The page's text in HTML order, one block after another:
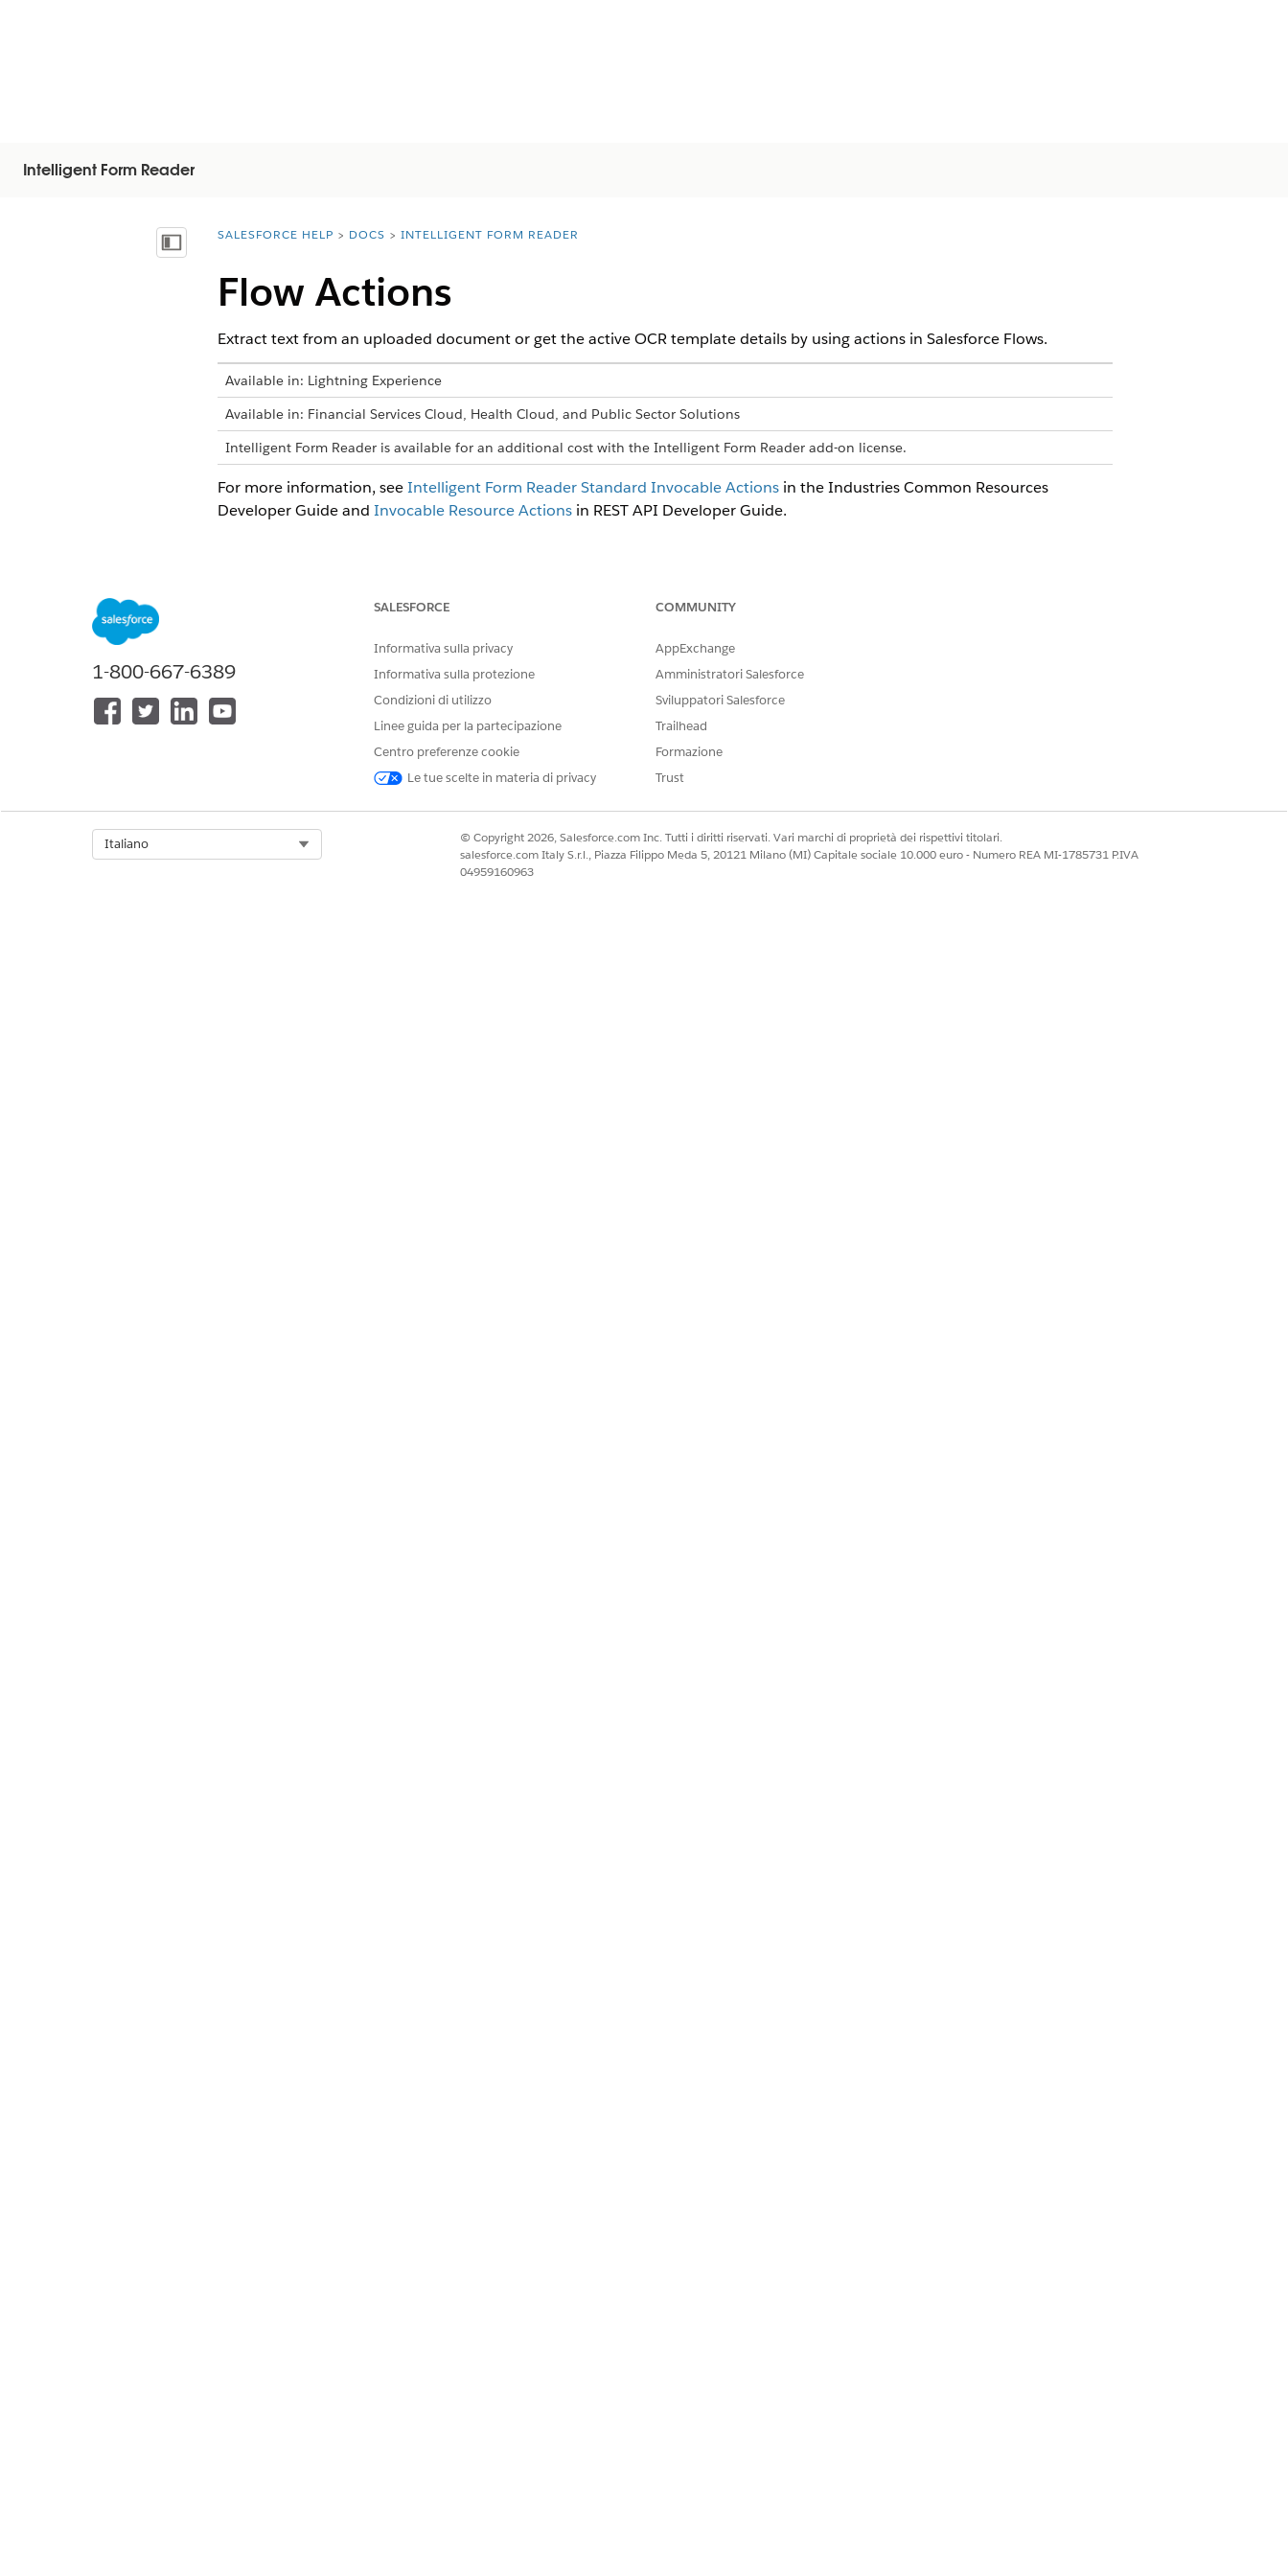
Intelligent Form Reader
Mostra sommarioYou are here:
SALESFORCE HELP DOCS INTELLIGENT FORM READER
Flow Actions
Extract text from an uploaded document or get the active OCR template details by using actions in Salesforce Flows.
Available in: Lightning Experience
Available in: Financial Services Cloud, Health Cloud, and Public Sector Solutions
Intelligent Form Reader is available for an additional cost with the Intelligent Form Reader add-on license.
For more information, seeIntelligent Form Reader Standard Invocable Actionsin the Industries Common Resources
Developer Guide and Invocable Resource Actionsin REST API Developer Guide.
Facci sapere, così possiamo migliorare!
1-800-667-6389
SALESFORCE
Informativa sulla privacy
Informativa sulla protezione
Condizioni di utilizzo
Linee guida per la partecipazione
Centro preferenze cookie
Le tue scelte in materia di privacy
COMMUNITY
AppExchange
Amministratori Salesforce
Sviluppatori Salesforce
Trailhead
Formazione
Trust
Italiano
© Copyright 2026, Salesforce.com Inc. Tutti i diritti riservati. Vari marchi di proprietà dei rispettivi titolari.
salesforce.com Italy S.r.l., Piazza Filippo Meda 5, 20121 Milano (MI) Capitale sociale 10.000 euro - Numero REA MI-1785731 P.IVA
04959160963